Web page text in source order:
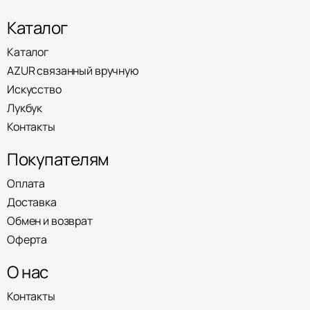
Каталог
Каталог
AZUR связанный вручную
Искусство
Лукбук
Контакты
Покупателям
Оплата
Доставка
Обмен и возврат
Оферта
О нас
Контакты